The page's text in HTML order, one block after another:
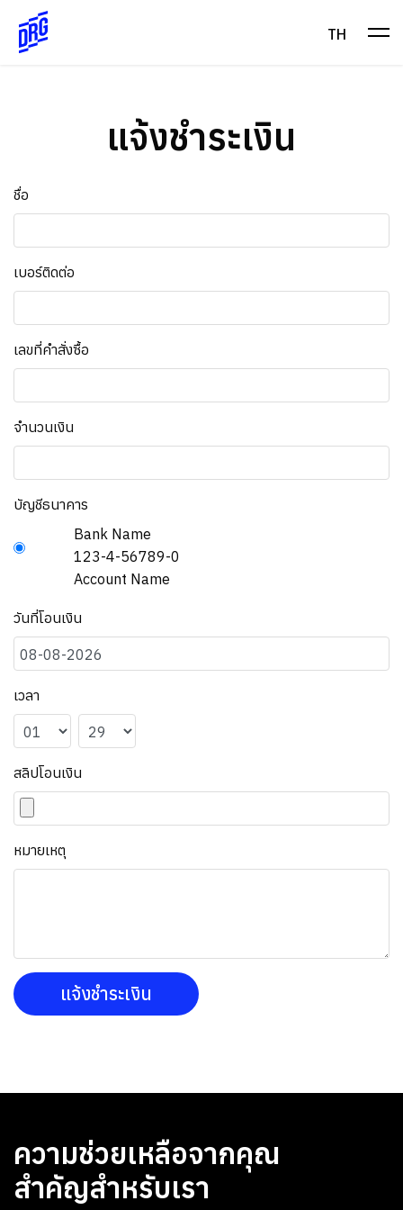
content
TH
แจ้งชำระเงิน
ชื่อ
เบอร์ติดต่อ
เลขที่คำสั่งซื้อ
จำนวนเงิน
บัญชีธนาคาร
Bank Name
123-4-56789-0
Account Name
วันที่โอนเงิน
เวลา
สลิปโอนเงิน
หมายเหตุ
ความช่วยเหลือจากคุณ
สำคัญสำหรับเรา